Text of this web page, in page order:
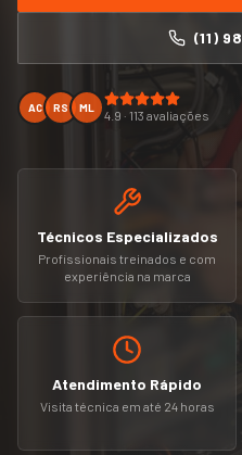
(11)
AC RS ML
4.9 · 113 avaliações
Técnicos Especializados
Profissionais treinados e com
experiência na marca
Atendimento Rápido
Visita técnica em até 24 horas